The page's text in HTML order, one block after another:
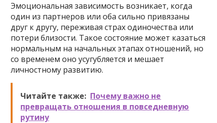
Эмоциональная зависимость возникает, когда
один из партнеров или оба сильно привязаны
друг к другу, переживая страх одиночества или
потери близости. Такое состояние может казаться
нормальным на начальных этапах отношений, но
со временем оно усугубляется и мешает
личностному развитию.
Читайте также: Почему важно не
превращать отношения в повседневную
рутину